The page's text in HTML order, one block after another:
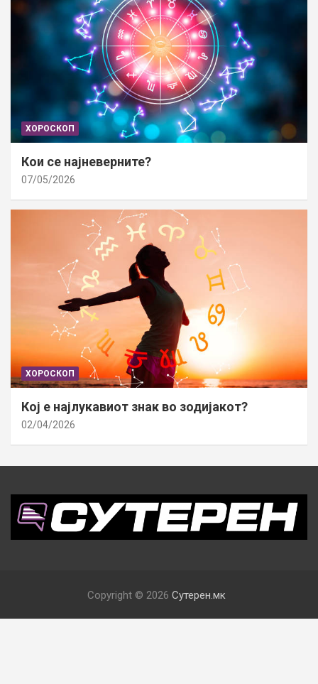
ХОРОСКОП
Кои се најневерните?
07/05/2026
ХОРОСКОП
Кој е најлукавиот знак во зодијакот?
02/04/2026
Copyright © 2026 Сутерен.мк